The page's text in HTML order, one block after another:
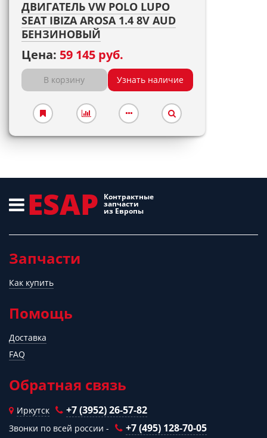
ДВИГАТЕЛЬ VW POLO LUPO
SEAT IBIZA AROSA 1.4 8V AUD
БЕНЗИНОВЫЙ
Цена: 59 145 руб.
В корзину Узнать наличие
ESAP Контрактные
запчасти
из Европы
Запчасти
Как купить
Помощь
Доставка
FAQ
Обратная связь
Иркутск +7 (3952) 26-57-82
Звонки по всей россии - +7 (495) 128-70-05